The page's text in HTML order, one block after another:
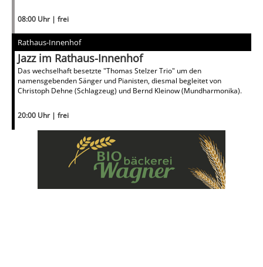
08:00 Uhr | frei
Rathaus-Innenhof
Jazz im Rathaus-Innenhof
Das wechselhaft besetzte "Thomas Stelzer Trio" um den
namensgebenden Sänger und Pianisten, diesmal begleitet von
Christoph Dehne (Schlagzeug) und Bernd Kleinow (Mundharmonika).
20:00 Uhr | frei